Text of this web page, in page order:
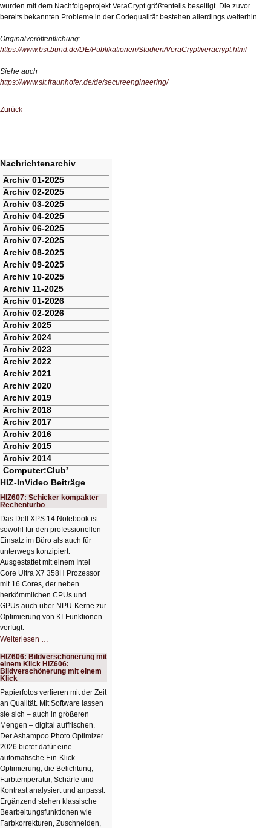
wurden mit dem Nachfolgeprojekt VeraCrypt größtenteils beseitigt. Die zuvor
bereits bekannten Probleme in der Codequalität bestehen allerdings weiterhin.
Originalveröffentlichung:
https://www.bsi.bund.de/DE/Publikationen/Studien/VeraCrypt/veracrypt.html
Siehe auch
https://www.sit.fraunhofer.de/de/secureengineering/
Zurück
Nachrichtenarchiv
Navigation
überspringen
Archiv 01-2025
Archiv 02-2025
Archiv 03-2025
Archiv 04-2025
Archiv 06-2025
Archiv 07-2025
Archiv 08-2025
Archiv 09-2025
Archiv 10-2025
Archiv 11-2025
Archiv 01-2026
Archiv 02-2026
Archiv 2025
Archiv 2024
Archiv 2023
Archiv 2022
Archiv 2021
Archiv 2020
Archiv 2019
Archiv 2018
Archiv 2017
Archiv 2016
Archiv 2015
Archiv 2014
Computer:Club²
HIZ-InVideo Beiträge
HIZ607: Schicker kompakter
Rechenturbo
Das Dell XPS 14 Notebook ist
sowohl für den professionellen
Einsatz im Büro als auch für
unterwegs konzipiert.
Ausgestattet mit einem Intel
Core Ultra X7 358H Prozessor
mit 16 Cores, der neben
herkömmlichen CPUs und
GPUs auch über NPU-Kerne zur
Optimierung von KI-Funktionen
verfügt.
Weiterlesen …
Schicker
kompakter
Rechenturbo
HIZ606: Bildverschönerung mit
einem Klick HIZ606:
Bildverschönerung mit einem
Klick
Papierfotos verlieren mit der Zeit
an Qualität. Mit Software lassen
sie sich – auch in größeren
Mengen – digital auffrischen.
Der Ashampoo Photo Optimizer
2026 bietet dafür eine
automatische Ein-Klick-
Optimierung, die Belichtung,
Farbtemperatur, Schärfe und
Kontrast analysiert und anpasst.
Ergänzend stehen klassische
Bearbeitungsfunktionen wie
Farbkorrekturen, Zuschneiden,